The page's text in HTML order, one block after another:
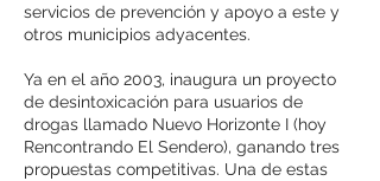
servicios de prevención y apoyo a este y
otros municipios adyacentes.
Ya en el año 2003, inaugura un proyecto
de desintoxicación para usuarios de
drogas llamado Nuevo Horizonte I (hoy
Rencontrando El Sendero), ganando tres
propuestas competitivas. Una de estas